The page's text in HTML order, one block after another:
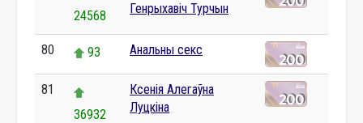
24568
Генрыхавіч Турчын
80 93 Анальны секс
81
36932
Ксенія Алегаўна
Луцкіна